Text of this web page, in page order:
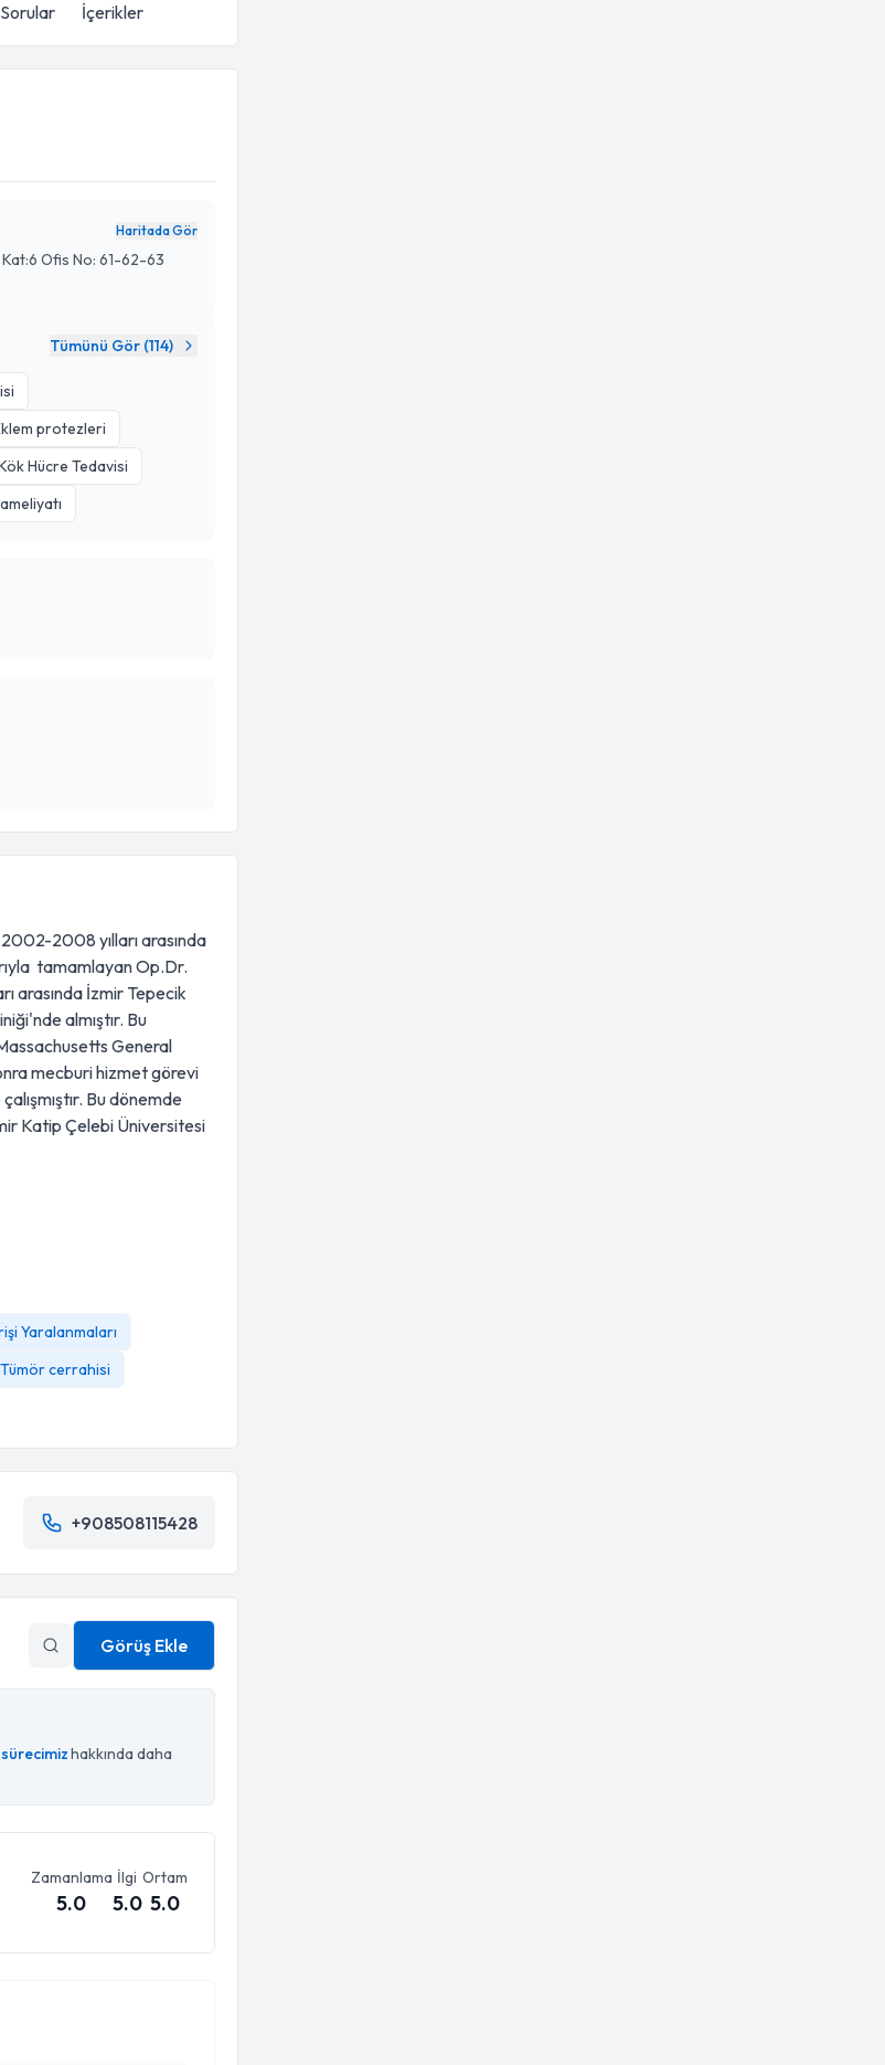
Sorular İçerikler
Haritada Gör
Ofis No: 61-62-63
Tümünü Gör (114)
protezleri
Hücre Tedavisi
2008 yılları arasında
tamamlayan Op.Dr.
arasında İzmir Tepecik
almıştır. Bu
General
mecburi hizmet görevi
Bu dönemde
Katip Çelebi Üniversitesi
Yaralanmaları
Tümör cerrahisi
+908508115428
Görüş Ekle
hakkında daha
Zamanlama
5.0
İlgi
5.0
Ortam
5.0